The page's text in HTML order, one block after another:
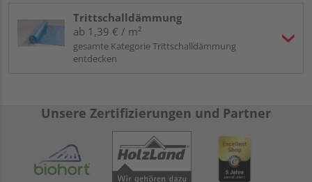
Trittschalldämmung
ab 1,39 € / m²
gesamte Kategorie Trittschalldämmung
entdecken
Unsere Zertifizierungen und Partner